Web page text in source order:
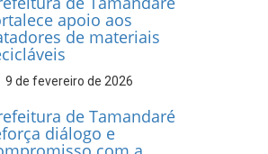
de Tamandaré
entrega de placas à
dos Taxistas Rota